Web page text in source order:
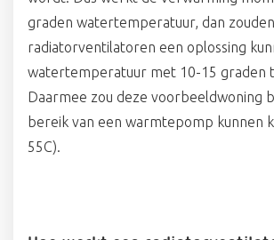
graden watertemperatuur, dan zouden
radiatorventilatoren een oplossing
watertemperatuur met 10-15 graden
Daarmee zou deze voorbeeldwoning
bereik van een warmtepomp kunnen
55C).